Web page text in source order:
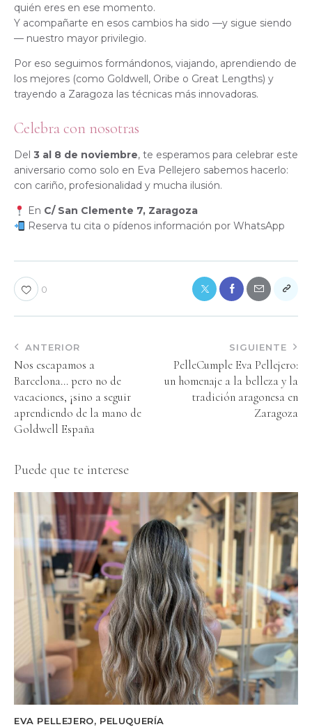
quién eres en ese momento.
Y acompañarte en esos cambios ha sido —y sigue siendo
— nuestro mayor privilegio.
Por eso seguimos formándonos, viajando, aprendiendo de
los mejores (como Goldwell, Oribe o Great Lengths) y
trayendo a Zaragoza las técnicas más innovadoras.
Celebra con nosotras
Del 3 al 8 de noviembre, te esperamos para celebrar este
aniversario como solo en Eva Pellejero sabemos hacerlo:
con cariño, profesionalidad y mucha ilusión.
En C/ San Clemente 7, Zaragoza
Reserva tu cita o pídenos información por WhatsApp
0
ANTERIOR
Nos escapamos a
Barcelona… pero no de
vacaciones, ¡sino a seguir
aprendiendo de la mano de
Goldwell España
SIGUIENTE
PelleCumple Eva Pellejero:
un homenaje a la belleza y la
tradición aragonesa en
Zaragoza
Puede que te interese
EVA PELLEJERO, PELUQUERÍA